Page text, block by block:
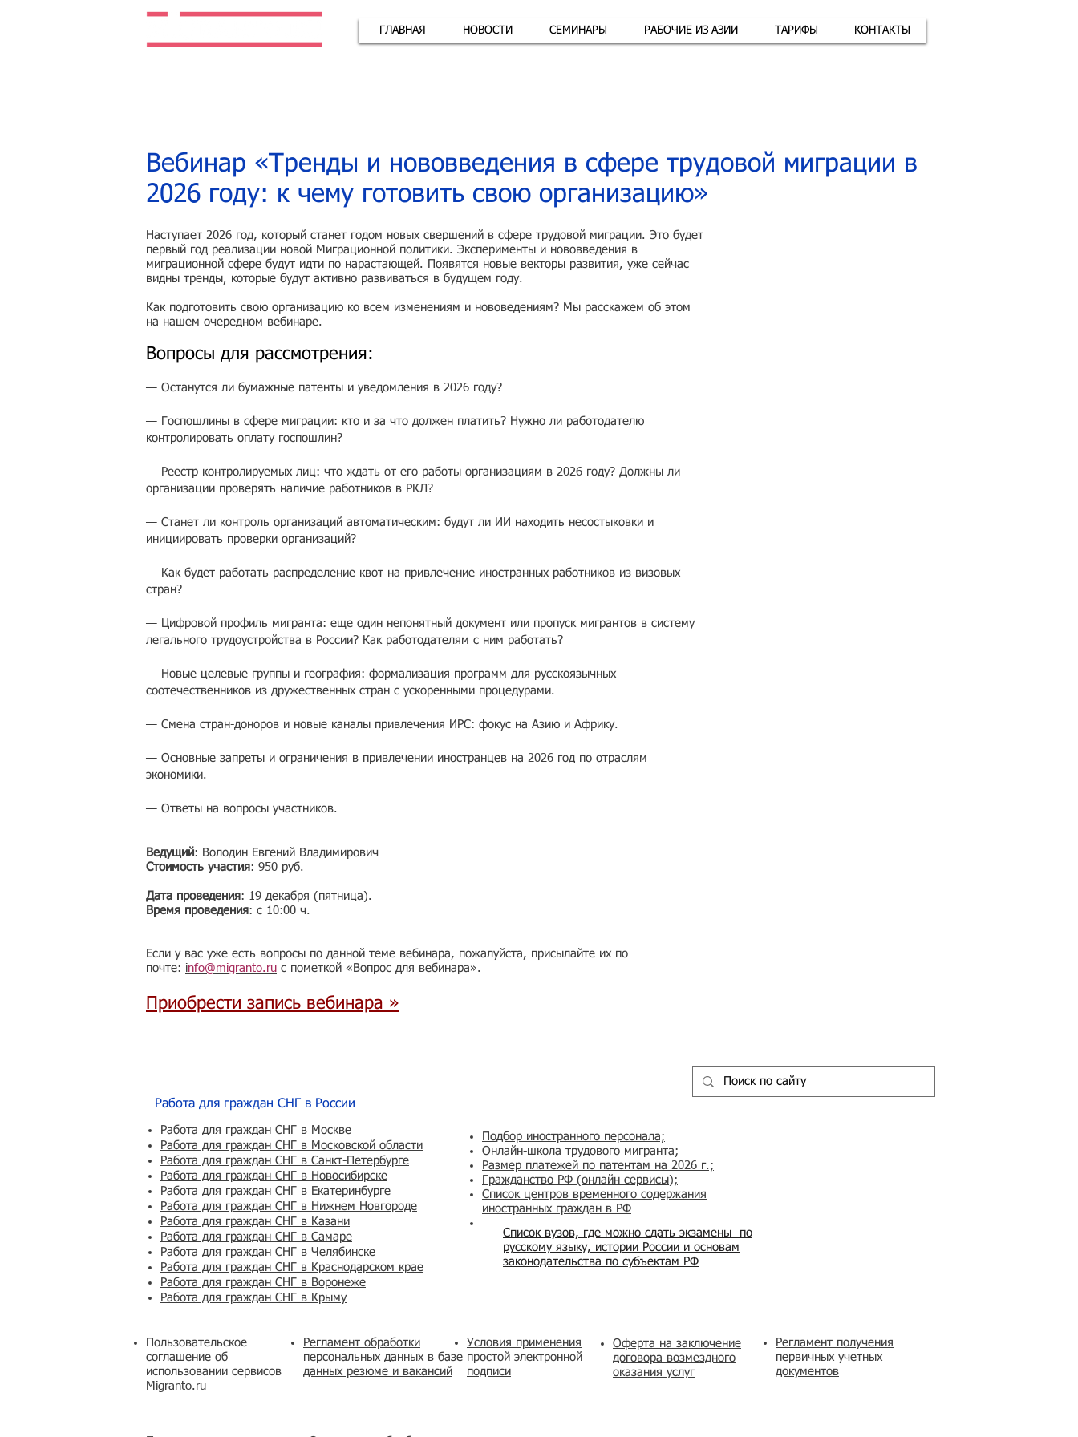
ГЛАВНАЯ НОВОСТИ СЕМИНАРЫ РАБОЧИЕ ИЗ АЗИИ ТАРИФЫ КОНТАКТЫ
Вебинар «Тренды и нововведения в сфере трудовой миграции в
2026 году: к чему готовить свою организацию»
Наступает 2026 год, который станет годом новых свершений в сфере трудовой миграции. Это будет
первый год реализации новой Миграционной политики. Эксперименты и нововведения в
миграционной сфере будут идти по нарастающей. Появятся новые векторы развития, уже сейчас
видны тренды, которые будут активно развиваться в будущем году.
Как подготовить свою организацию ко всем изменениям и нововедениям? Мы расскажем об этом
на нашем очередном вебинаре.
Вопросы для рассмотрения:
— Останутся ли бумажные патенты и уведомления в 2026 году?
— Госпошлины в сфере миграции: кто и за что должен платить? Нужно ли работодателю
контролировать оплату госпошлин?
— Реестр контролируемых лиц: что ждать от его работы организациям в 2026 году? Должны ли
организации проверять наличие работников в РКЛ?
— Станет ли контроль организаций автоматическим: будут ли ИИ находить несостыковки и
инициировать проверки организаций?
— Как будет работать распределение квот на привлечение иностранных работников из визовых
стран?
— Цифровой профиль мигранта: еще один непонятный документ или пропуск мигрантов в систему
легального трудоустройства в России? Как работодателям с ним работать?
— Новые целевые группы и география: формализация программ для русскоязычных
соотечественников из дружественных стран с ускоренными процедурами.
— Смена стран-доноров и новые каналы привлечения ИРС: фокус на Азию и Африку.
— Основные запреты и ограничения в привлечении иностранцев на 2026 год по отраслям
экономики.
— Ответы на вопросы участников.
Ведущий: Володин Евгений Владимирович
Стоимость участия: 950 руб.
Дата проведения: 19 декабря (пятница).
Время проведения: с 10:00 ч.
Если у вас уже есть вопросы по данной теме вебинара, пожалуйста, присылайте их по
почте: info@migranto.ru с пометкой «Вопрос для вебинара».
Приобрести запись вебинара »
Работа для граждан СНГ в России
Работа для граждан СНГ в Москве
Работа для граждан СНГ в Московской области
Работа для граждан СНГ в Санкт-Петербурге
Работа для граждан СНГ в Новосибирске
Работа для граждан СНГ в Екатеринбурге
Работа для граждан СНГ в Нижнем Новгороде
Работа для граждан СНГ в Казани
Работа для граждан СНГ в Самаре
Работа для граждан СНГ в Челябинске
Работа для граждан СНГ в Краснодарском крае
Работа для граждан СНГ в Воронеже
Работа для граждан СНГ в Крыму
Пользовательское
соглашение об
использовании сервисов
Migranto.ru
Регламент обработки
персональных данных в базе
данных резюме и вакансий
Список вузов, где можно сдать экзамены по
русскому языку, истории России и основам
законодательства по субъектам РФ
Подбор иностранного персонала;
Онлайн-школа трудового мигранта;
Размер платежей по патентам на 2026 г.;
Гражданство РФ (онлайн-сервисы);
Список центров временного содержания
иностранных граждан в РФ
Условия применения
простой электронной
подписи
​Оферта на заключение
договора возмездного
оказания услуг
Регламент получения
первичных учетных
документов